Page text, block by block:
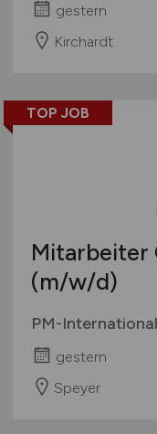
gestern
Kirchardt
TOP JOB
Mitarbeiter
(m/w/d)
PM-
gestern
Speyer